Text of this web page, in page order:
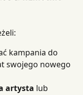
kampania do
swojego nowego
artysta lub